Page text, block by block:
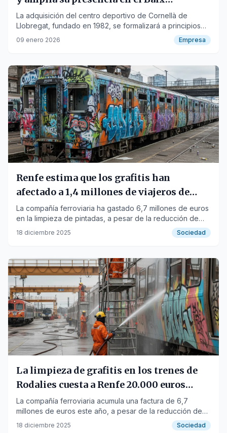
Llobregat
La adquisición del centro deportivo de Cornellà de
Llobregat, fundado en 1982, se formalizará a principios
de 2026.
09 enero 2026 Empresa
Renfe estima que los grafitis han
afectado a 1,4 millones de viajeros de
Rodalies en 2025
La compañía ferroviaria ha gastado 6,7 millones de euros
en la limpieza de pintadas, a pesar de la reducción de
actos vandálicos.
18 diciembre 2025 Sociedad
La limpieza de grafitis en los trenes de
Rodalies cuesta a Renfe 20.000 euros
diarios
La compañía ferroviaria acumula una factura de 6,7
millones de euros este año, a pesar de la reducción de
los actos vandálicos gracias al refuerzo de la seguridad.
18 diciembre 2025 Sociedad